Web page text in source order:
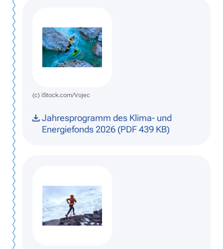
(c) iStock.com/Vojec
Jahresprogramm des Klima- und
Energiefonds 2026 (PDF 439 KB)